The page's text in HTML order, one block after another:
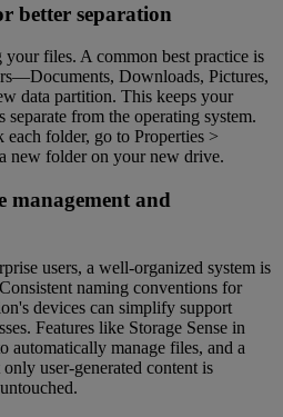
better separation
files. A common best practice is
Downloads, Pictures,
data partition. This keeps your
from the operating system.
folder, go to Properties >
new folder on your new drive.
management and
users, a well-organized system is
naming conventions for
devices can simplify support
Features like Storage Sense in
automatically manage files, and a
user-generated content is